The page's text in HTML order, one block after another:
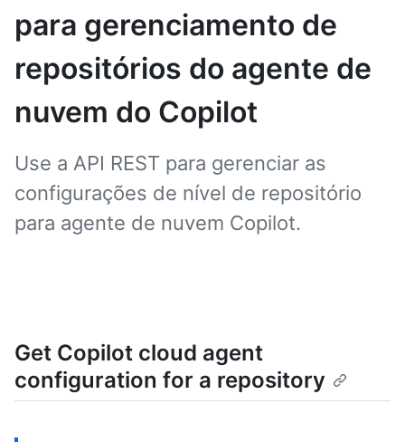
para gerenciamento de
repositórios do agente de
nuvem do Copilot
Use a API REST para gerenciar as
configurações de nível de repositório
para agente de nuvem Copilot.
Get Copilot cloud agent
configuration for a repository